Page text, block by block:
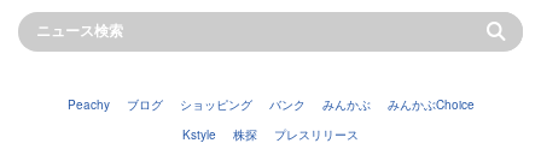
Peachy ブログ ショッピング バンク みんかぶ
みんかぶChoice
Kstyle
株探 プレスリリース